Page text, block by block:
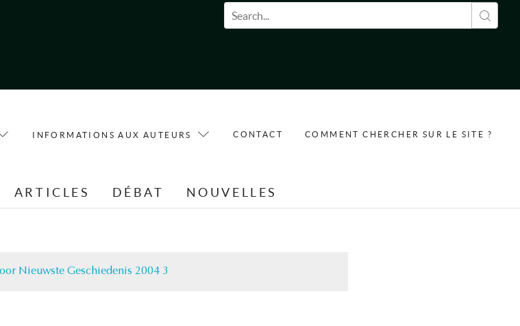
Formulaire de recherche
INFORMATIONS AUX AUTEURS CONTACT COMMENT CHERCHER SUR LE SITE ?
ARTICLES DÉBAT NOUVELLES
Nieuwste Geschiedenis 2004 3